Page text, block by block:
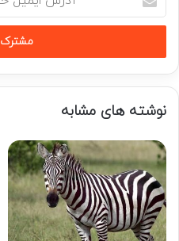
ایمیل
خود
وارد
کنید
نوشته های مشابه